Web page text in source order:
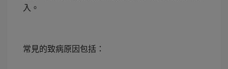
入。
常見的致病原因包括：